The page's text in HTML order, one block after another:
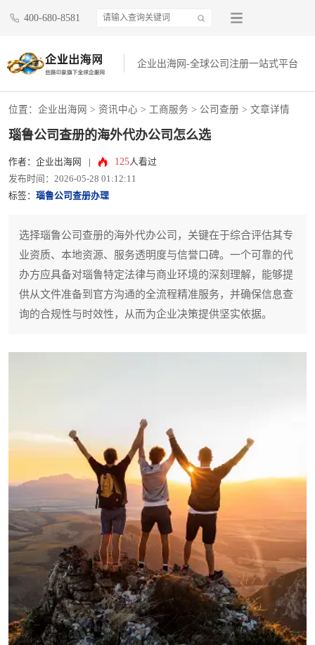
400-680-8581
企业出海网-全球公司注册一站式平台
位置： 企业出海网 > 资讯中心 > 工商服务 > 公司查册 > 文章详情
瑙鲁公司查册的海外代办公司怎么选
作者：企业出海网 125人看过
发布时间：2026-05-28 01:12:11
标签： 瑙鲁公司查册办理
选择瑙鲁公司查册的海外代办公司，关键在于综合评估其专
业资质、本地资源、服务透明度与信誉口碑。一个可靠的代
办方应具备对瑙鲁特定法律与商业环境的深刻理解，能够提
供从文件准备到官方沟通的全流程精准服务，并确保信息查
询的合规性与时效性，从而为企业决策提供坚实依据。